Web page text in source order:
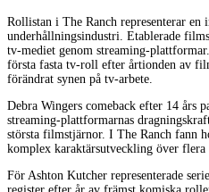
Rollistan i The Ranch representerar en
underhållningsindustri. Etablerade
tv-mediet genom streaming-
första fasta tv-roll efter årtionden av
förändrat synen på tv-arbete.
Debra Wingers comeback efter 14 års
streaming-plattformarnas
största filmstjärnor. I The Ranch fann
komplex karaktärsutveckling över flera
För Ashton Kutcher representerade